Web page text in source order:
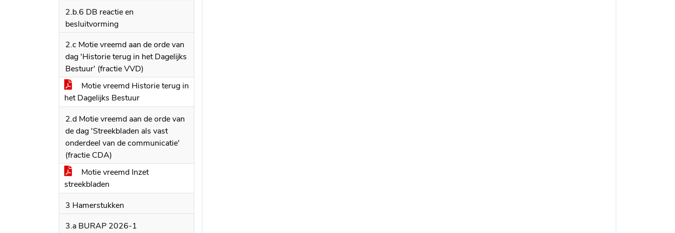
2.b.6 DB reactie en
besluitvorming
2.c Motie vreemd aan de orde van
dag 'Historie terug in het Dagelijks
Bestuur' (fractie VVD)
Motie vreemd Historie terug in
het Dagelijks Bestuur
2.d Motie vreemd aan de orde van
de dag 'Streekbladen als vast
onderdeel van de communicatie'
(fractie CDA)
Motie vreemd Inzet
streekbladen
3 Hamerstukken
3.a BURAP 2026-1